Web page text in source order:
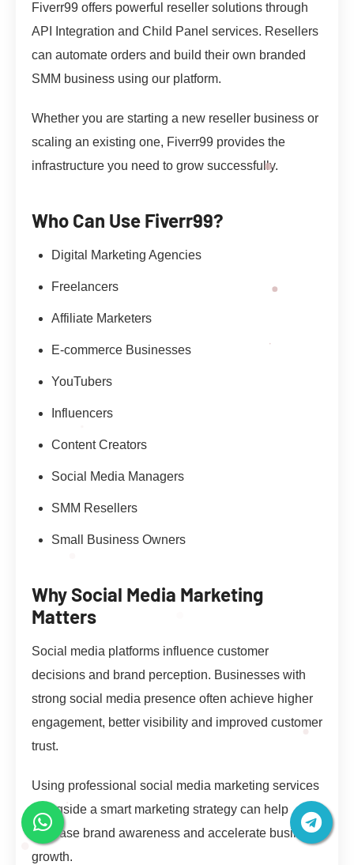
Fiverr99 offers powerful reseller solutions through
API Integration and Child Panel services. Resellers
can automate orders and build their own branded
SMM business using our platform.
Whether you are starting a new reseller business or
scaling an existing one, Fiverr99 provides the
infrastructure you need to grow successfully.
Who Can Use Fiverr99?
Digital Marketing Agencies
Freelancers
Affiliate Marketers
E-commerce Businesses
YouTubers
Influencers
Content Creators
Social Media Managers
SMM Resellers
Small Business Owners
Why Social Media Marketing
Matters
Social media platforms influence customer
decisions and brand perception. Businesses with
strong social media presence often achieve higher
engagement, better visibility and improved customer
trust.
Using professional social media marketing services
alongside a smart marketing strategy can help
increase brand awareness and accelerate business
growth.